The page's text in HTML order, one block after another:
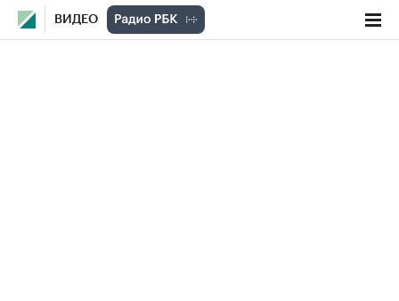
ВИДЕО